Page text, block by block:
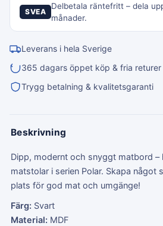
SVEA
Delbetala räntefritt – dela
månader.
Leverans i hela Sverige
365 dagars öppet köp & fria returer
Trygg betalning & kvalitetsgaranti
Beskrivning
Dipp, modernt och snyggt matbord –
matstolar i serien Polar. Skapa något
plats för god mat och umgänge!
Färg: Svart
Material: MDF